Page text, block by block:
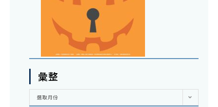
彙整
彙
選取月份